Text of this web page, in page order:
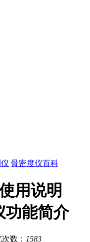
骨密度仪百科
用说明
功能简介
数： 1583